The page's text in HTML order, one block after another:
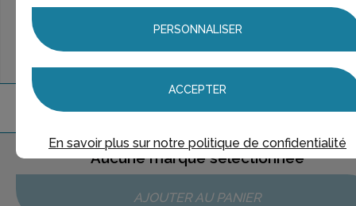
marquetrouvée
Aucune marque sélectionnée
AJOUTER AU PANIER
PERSONNALISER
ACCEPTER
En savoir plus sur notre politique de confidentialité